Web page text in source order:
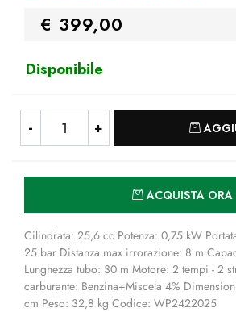
€ 399,00
Disponibile
ACQUISTA ORA
Cilindrata: 25,6 cc Potenza: 0,75 kW
25 bar Distanza max irrorazione: 8 m
Lunghezza tubo: 30 m Motore: 2 tempi - 2
carburante: Benzina+Miscela 4%
cm Peso: 32,8 kg Codice: WP2422025